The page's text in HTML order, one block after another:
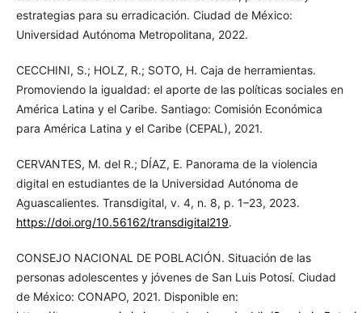
estrategias para su erradicación. Ciudad de México:
Universidad Autónoma Metropolitana, 2022.
CECCHINI, S.; HOLZ, R.; SOTO, H. Caja de herramientas.
Promoviendo la igualdad: el aporte de las políticas sociales en
América Latina y el Caribe. Santiago: Comisión Económica
para América Latina y el Caribe (CEPAL), 2021.
CERVANTES, M. del R.; DÍAZ, E. Panorama de la violencia
digital en estudiantes de la Universidad Autónoma de
Aguascalientes. Transdigital, v. 4, n. 8, p. 1–23, 2023.
https://doi.org/10.56162/transdigital219.
CONSEJO NACIONAL DE POBLACIÓN. Situación de las
personas adolescentes y jóvenes de San Luis Potosí. Ciudad
de México: CONAPO, 2021. Disponible en: